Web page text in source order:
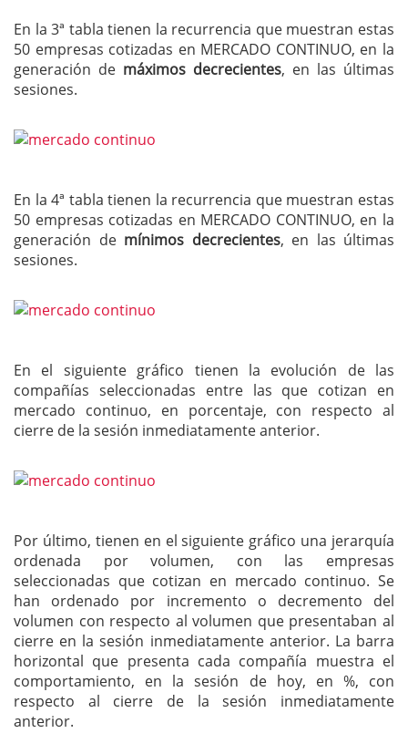
En la 3ª tabla tienen la recurrencia que muestran estas
50 empresas cotizadas en MERCADO CONTINUO, en la
generación de máximos decrecientes, en las últimas
sesiones.
En la 4ª tabla tienen la recurrencia que muestran estas
50 empresas cotizadas en MERCADO CONTINUO, en la
generación de mínimos decrecientes, en las últimas
sesiones.
En el siguiente gráfico tienen la evolución de las
compañías seleccionadas entre las que cotizan en
mercado continuo, en porcentaje, con respecto al
cierre de la sesión inmediatamente anterior.
Por último, tienen en el siguiente gráfico una jerarquía
ordenada por volumen, con las empresas
seleccionadas que cotizan en mercado continuo. Se
han ordenado por incremento o decremento del
volumen con respecto al volumen que presentaban al
cierre en la sesión inmediatamente anterior. La barra
horizontal que presenta cada compañía muestra el
comportamiento, en la sesión de hoy, en %, con
respecto al cierre de la sesión inmediatamente
anterior.